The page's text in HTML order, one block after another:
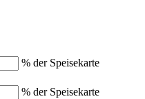
% der Speisekarte
% der Speisekarte